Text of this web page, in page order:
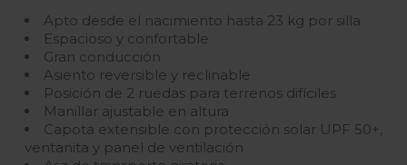
Apto desde el nacimiento hasta 23 kg por silla
Espacioso y confortable
Gran conducción
Asiento reversible y reclinable
Posición de 2 ruedas para terrenos difíciles
Manillar ajustable en altura
Capota extensible con protección solar UPF 50+,
ventanita y panel de ventilación